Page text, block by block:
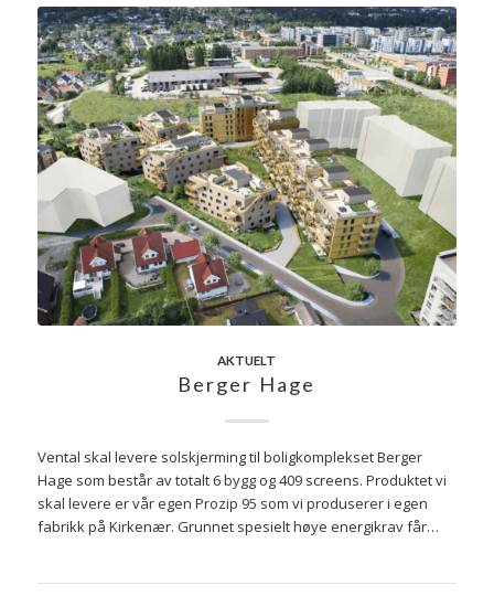
AKTUELT
Berger Hage
Vental skal levere solskjerming til boligkomplekset Berger
Hage som består av totalt 6 bygg og 409 screens. Produktet vi
skal levere er vår egen Prozip 95 som vi produserer i egen
fabrikk på Kirkenær. Grunnet spesielt høye energikrav får…